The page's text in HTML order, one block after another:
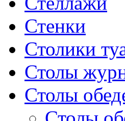
Стенки
Столики
Столы
Столы